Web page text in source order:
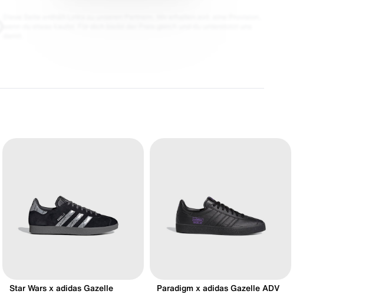
Star Wars x adidas Gazelle
Paradigm x adidas Gazelle ADV